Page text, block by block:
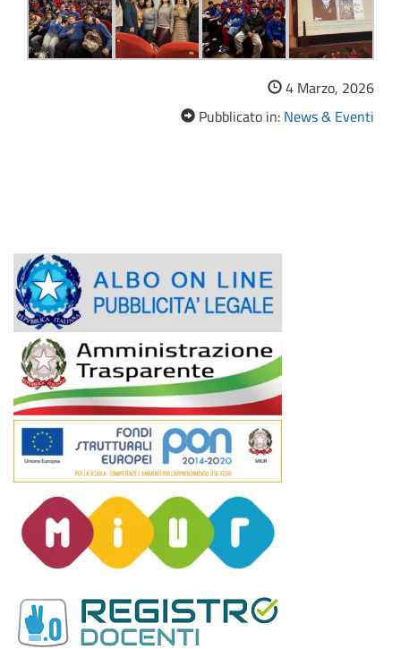
4 Marzo, 2026
Pubblicato in: News & Eventi